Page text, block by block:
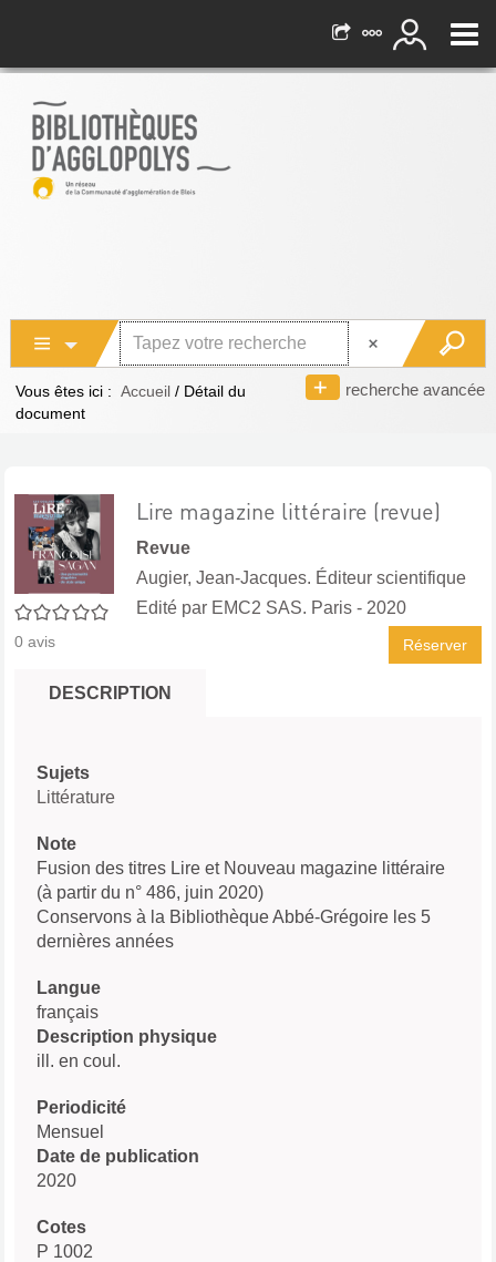
recherche avancée
Vous êtes ici : Accueil / Détail du
document
0/5
0 avis
Lire magazine littéraire (revue)
Revue
Augier, Jean-Jacques. Éditeur scientifique
Edité par EMC2 SAS. Paris - 2020
Réserver
DESCRIPTION
Sujets
Littérature
Note
Fusion des titres Lire et Nouveau magazine littéraire
(à partir du n° 486, juin 2020)
Conservons à la Bibliothèque Abbé-Grégoire les 5
dernières années
Langue
français
Description physique
ill. en coul.
Periodicité
Mensuel
Date de publication
2020
Cotes
P 1002